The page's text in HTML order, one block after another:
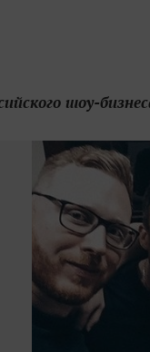
шоу-